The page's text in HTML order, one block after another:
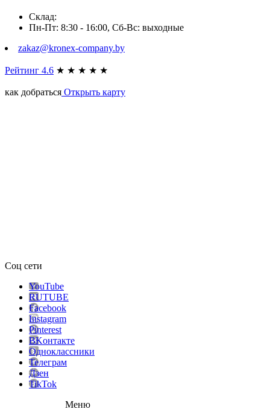
Склад:
Пн-Пт: 8:30 - 16:00, Сб-Вс: выходные
zakaz@kronex-company.by
Рейтинг 4.6 ★ ★ ★ ★ ★
как добраться Открыть карту
Соц сети
YouTube
RUTUBE
Facebook
Instagram
Pinterest
ВKонтакте
Одноклассники
Телеграм
Дзен
TikTok
Меню